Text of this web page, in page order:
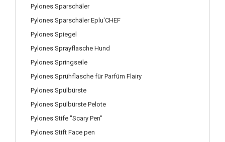
Pylones Sparschäler
Pylones Sparschäler Eplu'CHEF
Pylones Spiegel
Pylones Sprayflasche Hund
Pylones Springseile
Pylones Sprühflasche für Parfüm Flairy
Pylones Spülbürste
Pylones Spülbürste Pelote
Pylones Stife "Scary Pen"
Pylones Stift Face pen